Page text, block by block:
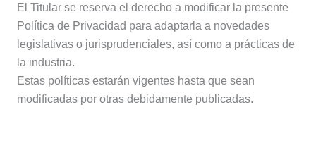
El Titular se reserva el derecho a modificar la presente
Política de Privacidad para adaptarla a novedades
legislativas o jurisprudenciales, así como a prácticas de
la industria.
Estas políticas estarán vigentes hasta que sean
modificadas por otras debidamente publicadas.